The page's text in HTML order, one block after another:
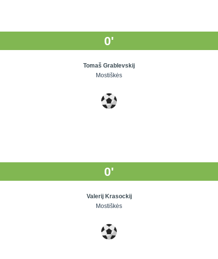
0'
Tomaš Grablevskij
Mostiškės
0'
Valerij Krasockij
Mostiškės